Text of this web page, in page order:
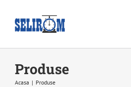
content
Produse
Acasa | Produse